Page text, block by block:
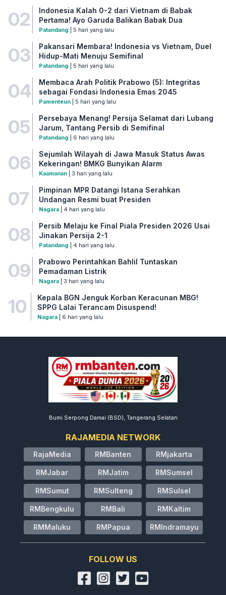
02
Indonesia Kalah 0-2 dari Vietnam di Babak
Pertama! Ayo Garuda Balikan Babak Dua
Patandang | 5 hari yang lalu
03
Pakansari Membara! Indonesia vs Vietnam, Duel
Hidup-Mati Menuju Semifinal
Patandang | 5 hari yang lalu
04
Membaca Arah Politik Prabowo (5): Integritas
sebagai Fondasi Indonesia Emas 2045
Pamenteun| 5 hari yang lalu
05
Persebaya Menang! Persija Selamat dari Lubang
Jarum, Tantang Persib di Semifinal
Patandang | 6 hari yang lalu
06
Sejumlah Wilayah di Jawa Masuk Status Awas
Kekeringan! BMKG Bunyikan Alarm
Kaamanan| 3 hari yang lalu
07
Pimpinan MPR Datangi Istana Serahkan
Undangan Resmi buat Presiden
Nagara| 4 hari yang lalu
08
Persib Melaju ke Final Piala Presiden 2026 Usai
Jinakan Persija 2-1
Patandang | 4 hari yang lalu
09
Prabowo Perintahkan Bahlil Tuntaskan
Pemadaman Listrik
Nagara| 3 hari yang lalu
10
Kepala BGN Jenguk Korban Keracunan MBG!
SPPG Lalai Terancam Disuspend!
Nagara| 6 hari yang lalu
Bumi Serpong Damai (BSD), Tangerang Selatan
RAJAMEDIA NETWORK
RajaMedia RMBanten RMjakarta
RMJabar RMJatim RMSumsel
RMSumut RMSulteng RMSulsel
RMBengkulu RMBali RMKaltim
RMMaluku RMPapua RMIndramayu
FOLLOW US